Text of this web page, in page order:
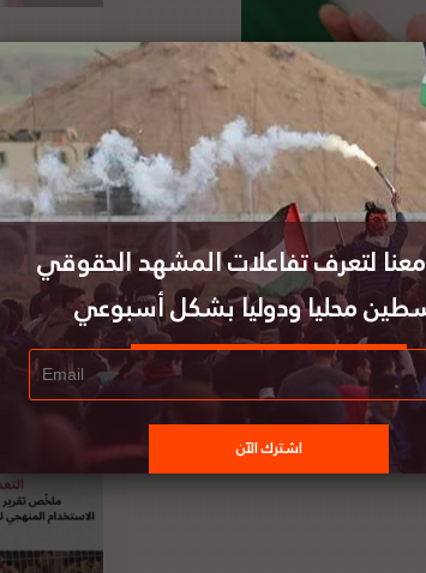
الجديد لعملية السلام في الشرق
الإسرائيلي القائم على إنهاء
الاحتلال، وقيام الدولة الفلسطينية المستقلة على حدود الرابع من حزيران عام 1967، وبالقدس الشرقية عاصمة لها،
بضرورة قيام الأمم المتحدة
حتى تتمكن من مواصلة تقديم
هنا
كوسوفو بالقدس عاصمة
سفارة لها في المدينة
لتعرف تفاعلات المشهد الحقوقي
محليا ودوليا بشكل أسبوعي